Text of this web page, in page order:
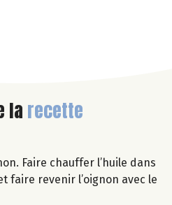
larecette
Faire chauffer l’huile dans
faire revenir l’oignon avec le